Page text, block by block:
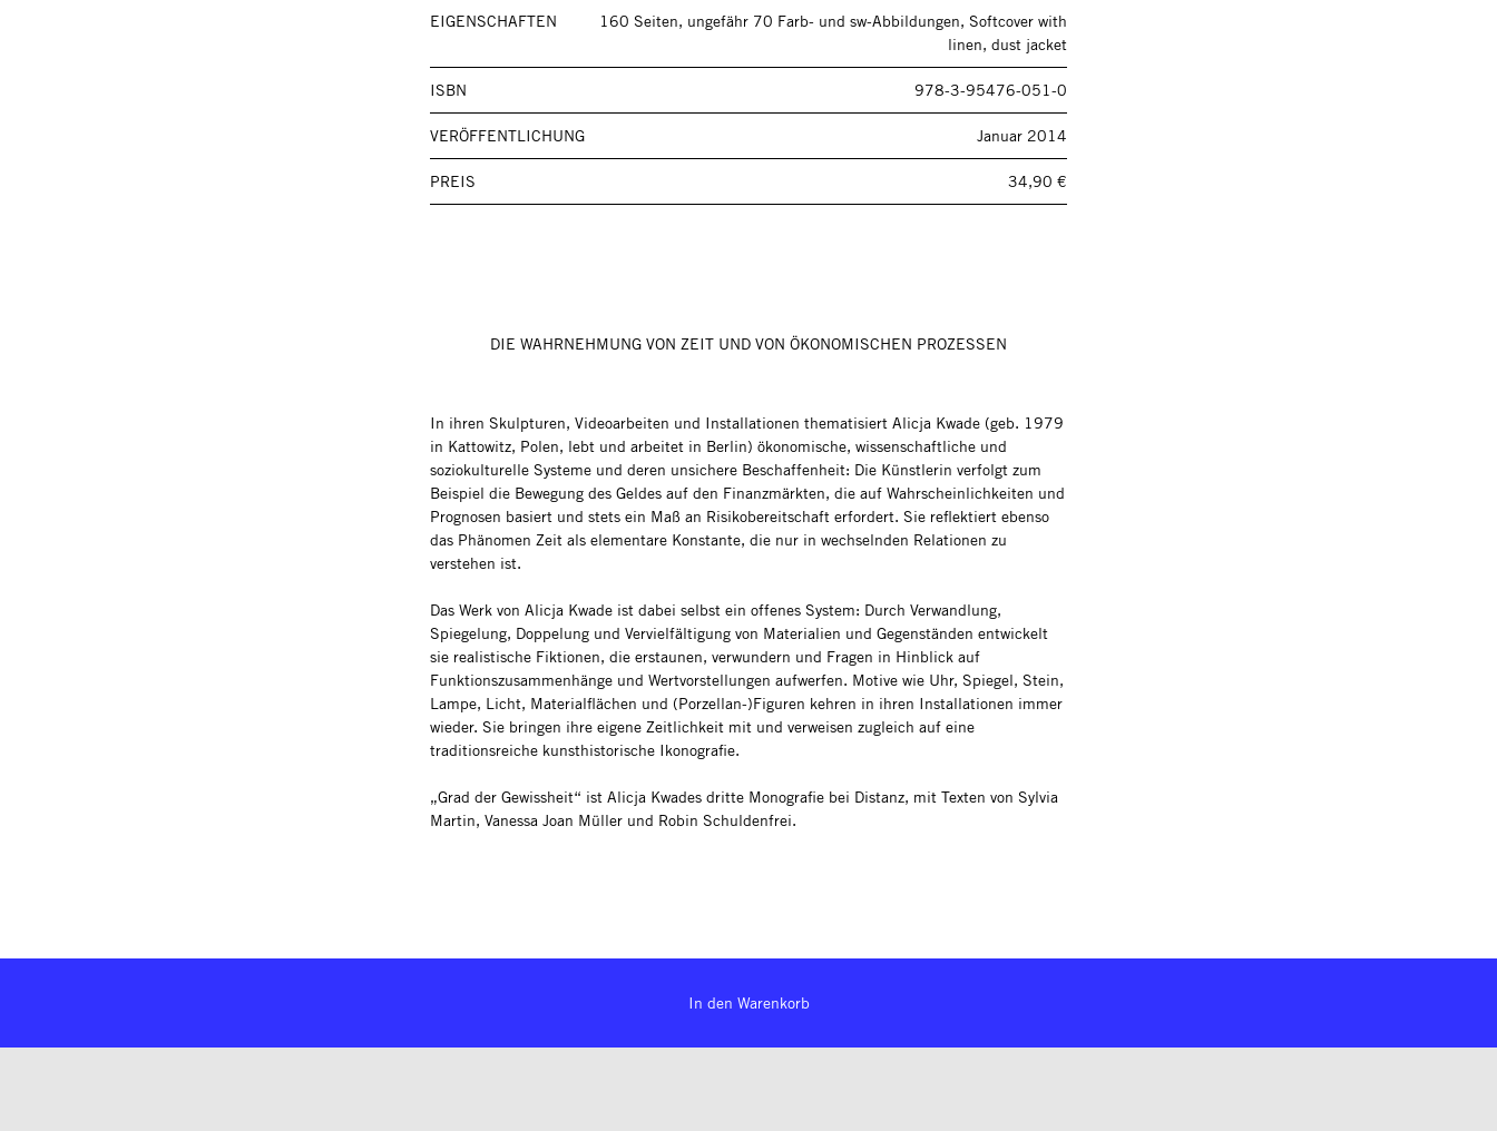
EIGENSCHAFTEN
160 Seiten, ungefähr 70 Farb- und sw-Abbildungen, Softcover with
linen, dust jacket
ISBN 978-3-95476-051-0
VERÖFFENTLICHUNG Januar 2014
PREIS 34,90 €
DIE WAHRNEHMUNG VON ZEIT UND VON ÖKONOMISCHEN PROZESSEN
In ihren Skulpturen, Videoarbeiten und Installationen thematisiert Alicja Kwade (geb. 1979
in Kattowitz, Polen, lebt und arbeitet in Berlin) ökonomische, wissenschaftliche und
soziokulturelle Systeme und deren unsichere Beschaffenheit: Die Künstlerin verfolgt zum
Beispiel die Bewegung des Geldes auf den Finanzmärkten, die auf Wahrscheinlichkeiten und
Prognosen basiert und stets ein Maß an Risikobereitschaft erfordert. Sie reflektiert ebenso
das Phänomen Zeit als elementare Konstante, die nur in wechselnden Relationen zu
verstehen ist.
Das Werk von Alicja Kwade ist dabei selbst ein offenes System: Durch Verwandlung,
Spiegelung, Doppelung und Vervielfältigung von Materialien und Gegenständen entwickelt
sie realistische Fiktionen, die erstaunen, verwundern und Fragen in Hinblick auf
Funktionszusammenhänge und Wertvorstellungen aufwerfen. Motive wie Uhr, Spiegel, Stein,
Lampe, Licht, Materialflächen und (Porzellan-)Figuren kehren in ihren Installationen immer
wieder. Sie bringen ihre eigene Zeitlichkeit mit und verweisen zugleich auf eine
traditionsreiche kunsthistorische Ikonografie.
„Grad der Gewissheit“ ist Alicja Kwades dritte Monografie bei Distanz, mit Texten von Sylvia
Martin, Vanessa Joan Müller und Robin Schuldenfrei.
In den Warenkorb